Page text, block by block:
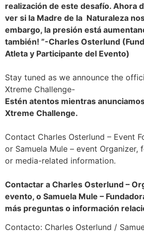
realización de este desafío. Ahora
ver si la Madre de la Naturaleza
embargo, la presión está
también! ”-Charles Osterlund
Atleta y Participante del Evento)
Stay tuned as we announce the
Xtreme Challenge-
Estén atentos mientras
Xtreme Challenge.
Contact Charles Osterlund – Event
or Samuela Mule – event
or media-related information.
Contactar a Charles Osterlund –
evento, o Samuela Mule –
más preguntas o información
Contacto: Charles Osterlund /